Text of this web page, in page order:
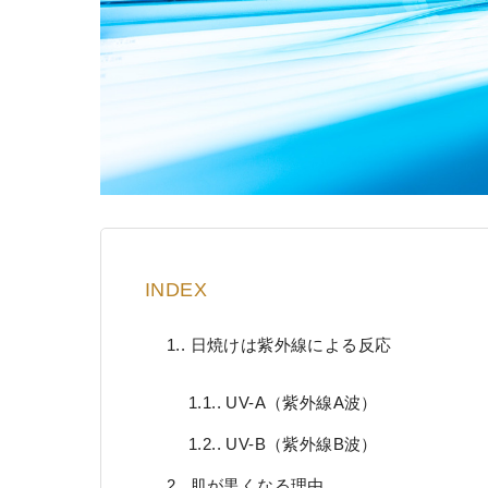
INDEX
1. 日焼けは紫外線による反応
1.1. UV-A（紫外線A波）
1.2. UV-B（紫外線B波）